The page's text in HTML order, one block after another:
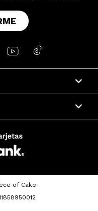
 
of Cake